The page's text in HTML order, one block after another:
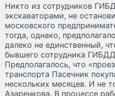
Никто из сотрудников
экскаваторами, не
московского
тогда, однако,
далеко не единственный,
бывшего сотрудника
Предполагалось, что
транспорта Пасечник
нескольких месяцев. И не
Азаренкова. В процессе